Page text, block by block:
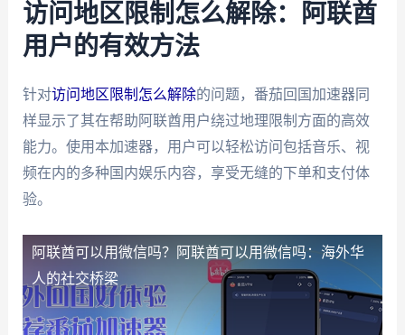
访问地区限制怎么解除：阿联酋
用户的有效方法
针对访问地区限制怎么解除的问题，番茄回国加速器同
样显示了其在帮助阿联酋用户绕过地理限制方面的高效
能力。使用本加速器，用户可以轻松访问包括音乐、视
频在内的多种国内娱乐内容，享受无缝的下单和支付体
验。
阿联酋可以用微信吗？ 阿联酋可以用微信吗：海外华
人的社交桥梁